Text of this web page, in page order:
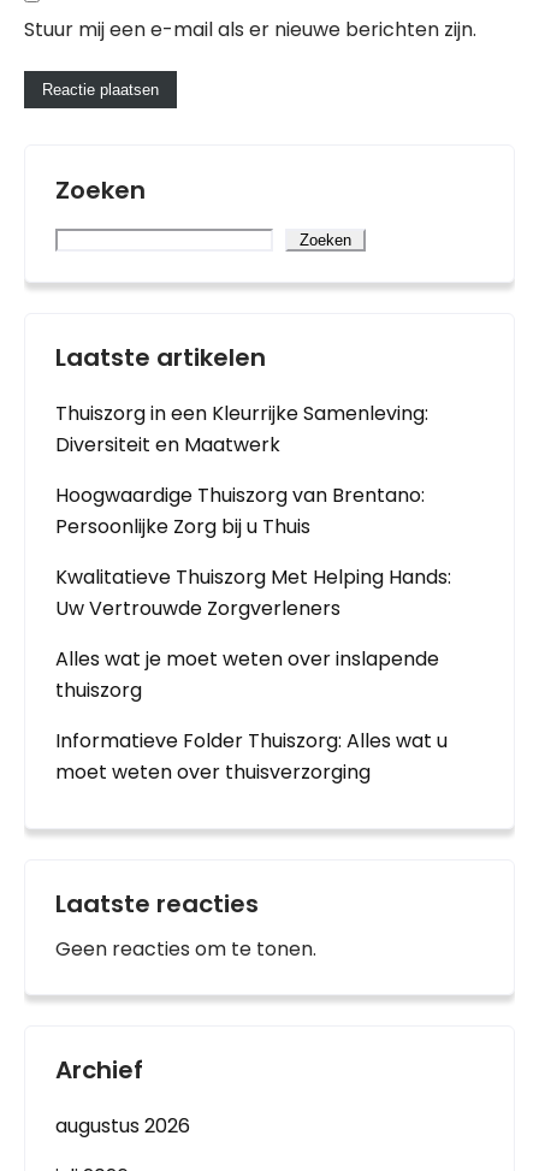
Stuur mij een e-mail als er nieuwe berichten zijn.
Zoeken
Zoeken
Laatste artikelen
Thuiszorg in een Kleurrijke Samenleving:
Diversiteit en Maatwerk
Hoogwaardige Thuiszorg van Brentano:
Persoonlijke Zorg bij u Thuis
Kwalitatieve Thuiszorg Met Helping Hands:
Uw Vertrouwde Zorgverleners
Alles wat je moet weten over inslapende
thuiszorg
Informatieve Folder Thuiszorg: Alles wat u
moet weten over thuisverzorging
Laatste reacties
Geen reacties om te tonen.
Archief
augustus 2026